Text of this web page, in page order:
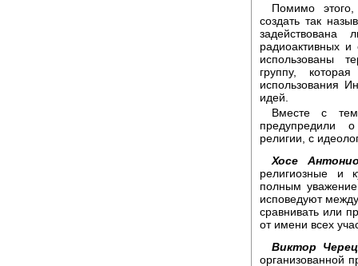
Помимо
создать так
радиоактивных
использованы
группу,
использования
идей.
Вместе с
предупредили
религии, с
Хосе
религиозные и
полным
исповедуют
сравнивать или
от имени всех
Виктор
организованной